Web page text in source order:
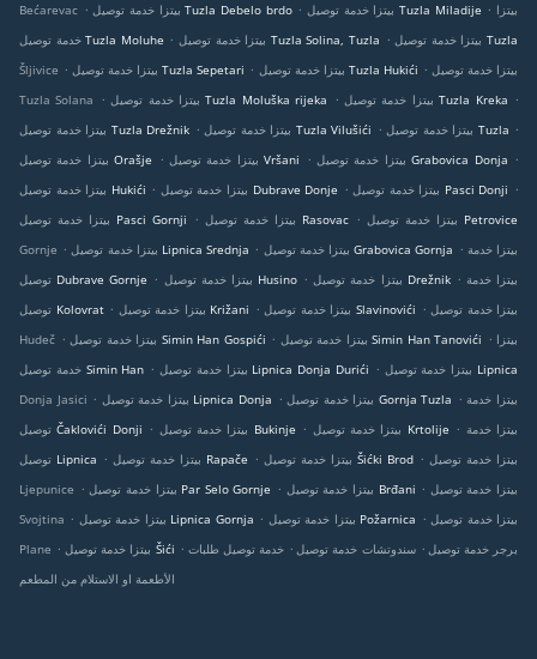
Bećarevac . بيتزا خدمة توصيل Tuzla Debelo brdo . بيتزا خدمة توصيل Tuzla Miladije . بيتزا
خدمة توصيل Tuzla Moluhe . بيتزا خدمة توصيل Tuzla Solina, Tuzla . بيتزا خدمة توصيل Tuzla
Šljivice . بيتزا خدمة توصيل Tuzla Sepetari . بيتزا خدمة توصيل Tuzla Hukići . بيتزا خدمة توصيل
Tuzla Solana
. بيتزا خدمة توصيل Tuzla Moluška rijeka . بيتزا خدمة توصيل Tuzla Kreka .
بيتزا خدمة توصيل Tuzla Drežnik . بيتزا خدمة توصيل Tuzla Vilušići . بيتزا خدمة توصيل Tuzla .
بيتزا خدمة توصيل Orašje
. بيتزا خدمة توصيل Vršani . بيتزا خدمة توصيل Grabovica Donja .
بيتزا خدمة توصيل Hukići . بيتزا خدمة توصيل Dubrave Donje . بيتزا خدمة توصيل Pasci Donji .
بيتزا خدمة توصيل Pasci Gornji
. بيتزا خدمة توصيل Rasovac . بيتزا خدمة توصيل Petrovice
Gornje . بيتزا خدمة توصيل Lipnica Srednja . بيتزا خدمة توصيل Grabovica Gornja . بيتزا خدمة
توصيل Dubrave Gornje . بيتزا خدمة توصيل Husino . بيتزا خدمة توصيل Drežnik . بيتزا خدمة
توصيل Kolovrat . بيتزا خدمة توصيل Križani . بيتزا خدمة توصيل Slavinovići . بيتزا خدمة توصيل
Hudeč . بيتزا خدمة توصيل Simin Han Gospići . بيتزا خدمة توصيل Simin Han Tanovići . بيتزا
خدمة توصيل Simin Han . بيتزا خدمة توصيل Lipnica Donja Durići . بيتزا خدمة توصيل Lipnica
Donja Jasici . بيتزا خدمة توصيل Lipnica Donja . بيتزا خدمة توصيل Gornja Tuzla . بيتزا خدمة
توصيل Čaklovići Donji . بيتزا خدمة توصيل Bukinje . بيتزا خدمة توصيل Krtolije . بيتزا خدمة
توصيل Lipnica . بيتزا خدمة توصيل Rapače . بيتزا خدمة توصيل Šićki Brod . بيتزا خدمة توصيل
Ljepunice . بيتزا خدمة توصيل Par Selo Gornje . بيتزا خدمة توصيل Brđani . بيتزا خدمة توصيل
Svojtina . بيتزا خدمة توصيل Lipnica Gornja . بيتزا خدمة توصيل Požarnica . بيتزا خدمة توصيل
Plane . بيتزا خدمة توصيل Šići . برجر خدمة توصيل. سندوتشات خدمة توصيل . خدمة توصيل طلبات
الأطعمة او الاستلام من المطعم